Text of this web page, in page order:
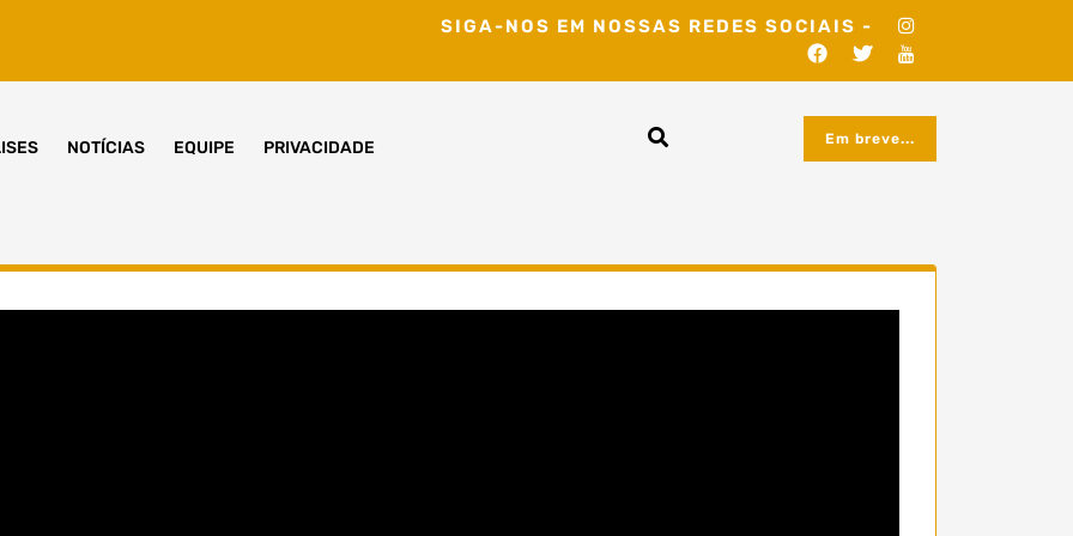
SIGA-NOS EM NOSSAS REDES SOCIAIS -
NOTÍCIAS EQUIPE PRIVACIDADE Em breve...